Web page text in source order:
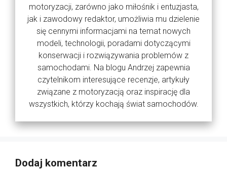
motoryzacji, zarówno jako miłośnik i entuzjasta,
jak i zawodowy redaktor, umożliwia mu dzielenie
się cennymi informacjami na temat nowych
modeli, technologii, poradami dotyczącymi
konserwacji i rozwiązywania problemów z
samochodami. Na blogu Andrzej zapewnia
czytelnikom interesujące recenzje, artykuły
związane z motoryzacją oraz inspirację dla
wszystkich, którzy kochają świat samochodów.
Dodaj komentarz